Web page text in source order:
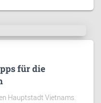
für die
Hauptstadt Vietnams.